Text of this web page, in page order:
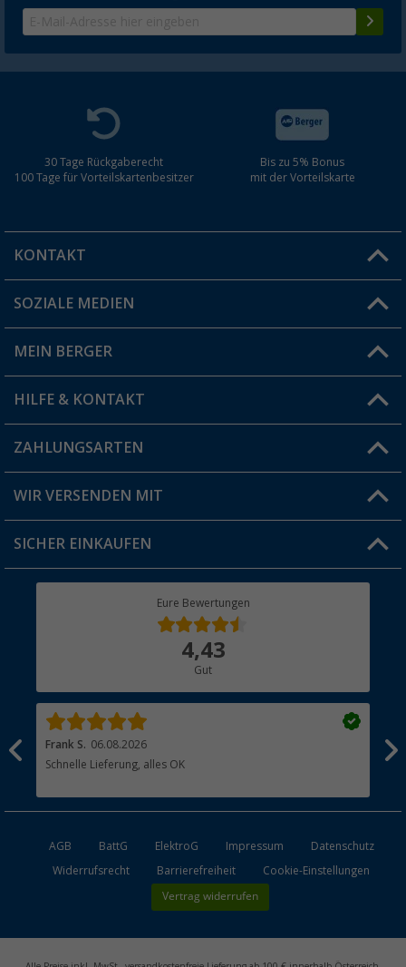
30 Tage Rückgaberecht
100 Tage für Vorteilskartenbesitzer
Bis zu 5% Bonus
mit der Vorteilskarte
KONTAKT
Du hast eine Frage?
Filiale finden
SOZIALE MEDIEN
MEIN BERGER
Vorteilskarte
Blog
Jobs & Karriere
HILFE & KONTAKT
FAQ & Kontakt
Versandinformationen
Rücksendung
ZAHLUNGSARTEN
WIR VERSENDEN MIT
SICHER EINKAUFEN
Eure Bewertungen
4,43
Gut
Frank S. 06.08.2026
Schnelle Lieferung, alles OK
AGB BattG ElektroG Impressum
Datenschutz
Widerrufsrecht
Barrierefreiheit Cookie-Einstellungen
Vertrag widerrufen